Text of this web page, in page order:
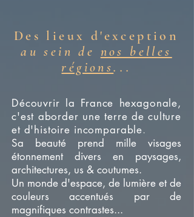
Des lieux d'exception
au sein de nos belles
régions...
Découvrir la France hexagonale,
c'est aborder une terre de culture
et d'histoire incomparable.
Sa beauté prend mille visages
étonnement divers en paysages,
architectures, us & coutumes.
Un monde d'espace, de lumière et de
couleurs accentués par de
magnifiques contrastes...